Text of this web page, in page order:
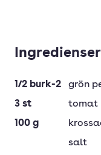
Ingredienser
1/2 burk-2
grön
3 st
tomat
100 g
salt